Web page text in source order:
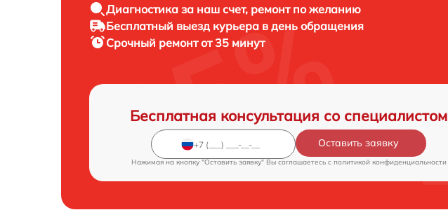
Диагностика за наш счет, ремонт по желанию
Бесплатный выезд курьера в день обращения
Срочный ремонтот 35 минут
Бесплатная консультация со специалистом
Оставить заявку
Нажимая на кнопку "Оставить заявку" Вы соглашаетесь c политикой конфиденциальности